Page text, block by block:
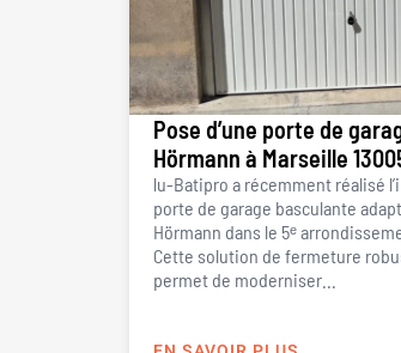
Pose d’une porte de
Hörmann à Marseille
lu-Batipro a récemment réalisé
porte de garage basculante
Hörmann dans le 5ᵉ
Cette solution de fermeture
permet de moderniser...